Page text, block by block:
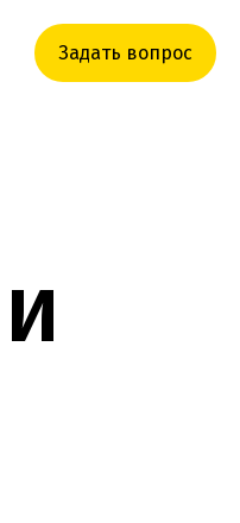
Задать вопрос